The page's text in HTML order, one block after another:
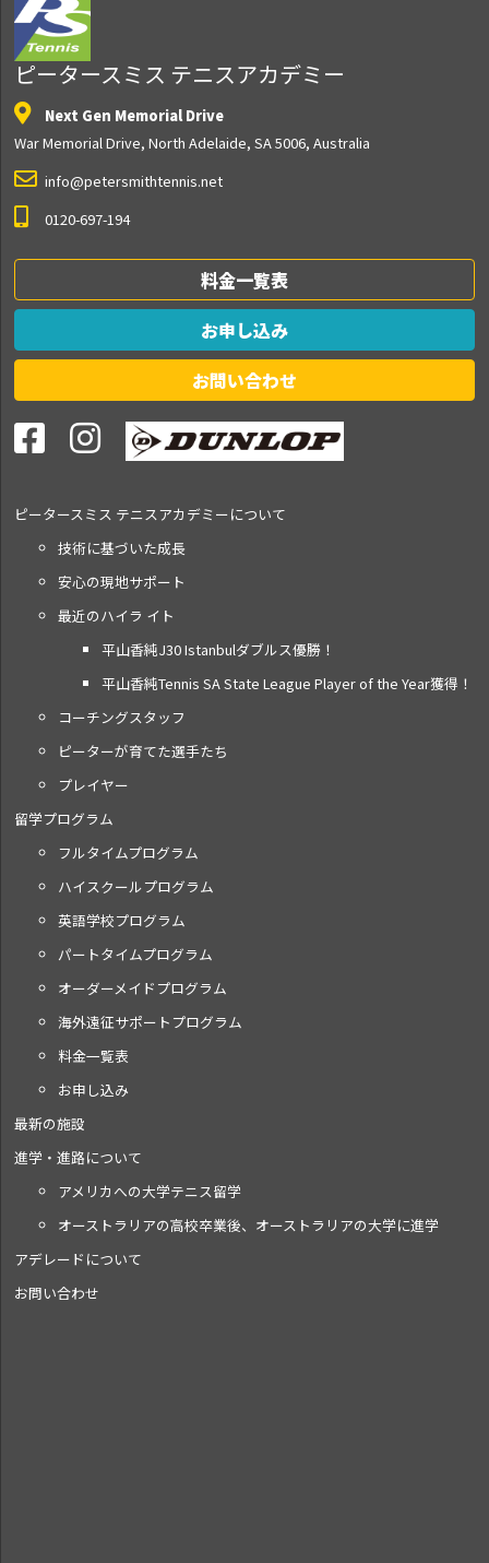
ピータースミス テニスアカデミー
Next Gen Memorial Drive
War Memorial Drive, North Adelaide, SA 5006, Australia
info@petersmithtennis.net
0120-697-194
料金一覧表
お申し込み
お問い合わせ
ピータースミス テニスアカデミーについて
技術に基づいた成長
安心の現地サポート
最近のハイラ イト
平山香純J30 Istanbulダブルス優勝！
平山香純Tennis SA State League Player of the Year獲得！
コーチングスタッフ
ピーターが育てた選手たち
プレイヤー
留学プログラム
フルタイムプログラム
ハイスクールプログラム
英語学校プログラム
パートタイムプログラム
オーダーメイドプログラム
海外遠征サポートプログラム
料金一覧表
お申し込み
最新の施設
進学・進路について
アメリカへの大学テニス留学
オーストラリアの高校卒業後、オーストラリアの大学に進学
アデレードについて
お問い合わせ